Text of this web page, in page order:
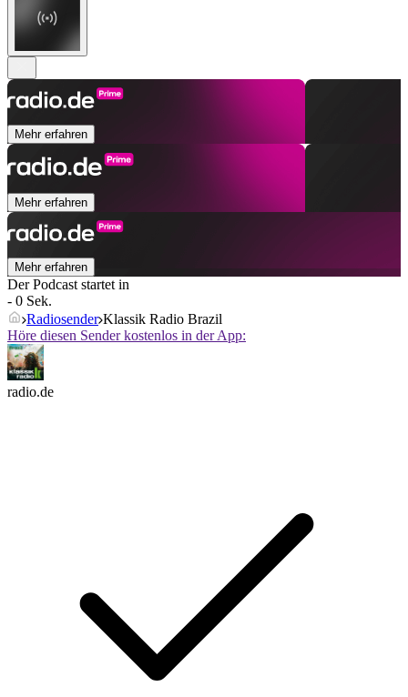
Mehr erfahren
Mehr erfahren
Mehr erfahren
Der Podcast startet in
- 0 Sek.
Radiosender Klassik Radio Brazil
Höre diesen Sender kostenlos in der App:
radio.de